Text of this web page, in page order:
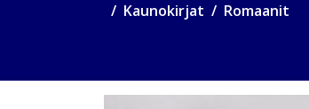
Kaunokirjat Romaanit